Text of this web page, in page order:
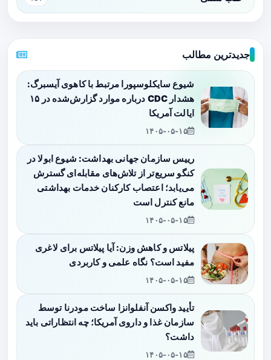
جدیدترین مطالب
شیوع سایکلوسپورا مرتبط با کاهوی آیسبرگ:
هشدار CDC درباره موارد گزارش‌شده در ۱۵
ایالت آمریکا
۱۴۰۵-۰۵-۱۵
رییس سازمان جهانی بهداشت: شیوع ابولا در
کنگو سریع‌تر از تلاش‌های مقابله‌ای گسترش
می‌یابد؛ اعتصاب کارکنان خدمات بهداشتی
مانع کنترل است
۱۴۰۵-۰۵-۱۵
پیلاتس و کاهش وزن: آیا پیلاتس برای لاغری
مفید است؟ نگاه علمی و کاربردی
۱۴۰۵-۰۵-۱۵
تأیید واکسن آنفلوانزا ساخت مودرنا توسط
سازمان غذا و داروی آمریکا؛ چه انتظاراتی باید
داشت؟
۱۴۰۵-۰۵-۱۵